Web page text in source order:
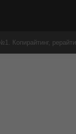
Копирайтинг,